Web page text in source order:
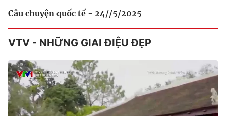
Câu chuyện quốc tế - 24//5/2025
VTV - NHỮNG GIAI ĐIỆU ĐẸP